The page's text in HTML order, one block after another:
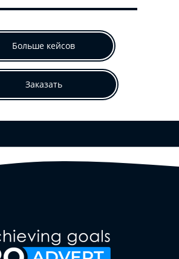
Больше кейсов
Заказать